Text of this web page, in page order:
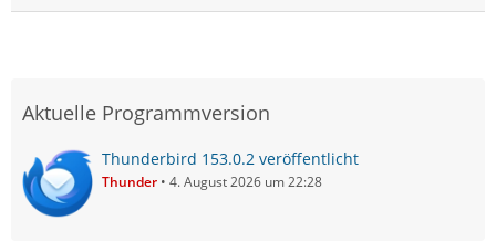
Aktuelle Programmversion
Thunderbird 153.0.2 veröffentlicht
Thunder 4. August 2026 um 22:28